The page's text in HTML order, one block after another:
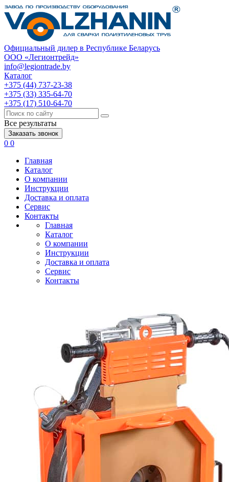
Официальный дилер в Республике Беларусь
ООО «Легионтрейд»
info@legiontrade.by
Каталог
+375 (44) 737-23-38
+375 (33) 335-64-70
+375 (17) 510-64-70
Все результаты
Заказать звонок
0 0
Главная
Каталог
О компании
Инструкции
Доставка и оплата
Сервис
Контакты
Главная
Каталог
О компании
Инструкции
Доставка и оплата
Сервис
Контакты